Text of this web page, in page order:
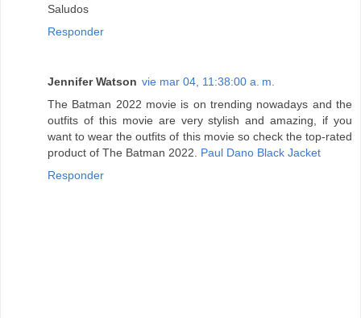
Saludos
Responder
Jennifer Watson vie mar 04, 11:38:00 a. m.
The Batman 2022 movie is on trending nowadays and the
outfits of this movie are very stylish and amazing, if you
want to wear the outfits of this movie so check the top-rated
product of The Batman 2022. Paul Dano Black Jacket
Responder